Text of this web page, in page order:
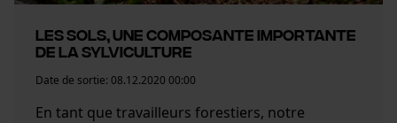
Les sols, une composante importante
de la sylviculture
Date de sortie: 08.12.2020 00:00
En tant que travailleurs forestiers, notre